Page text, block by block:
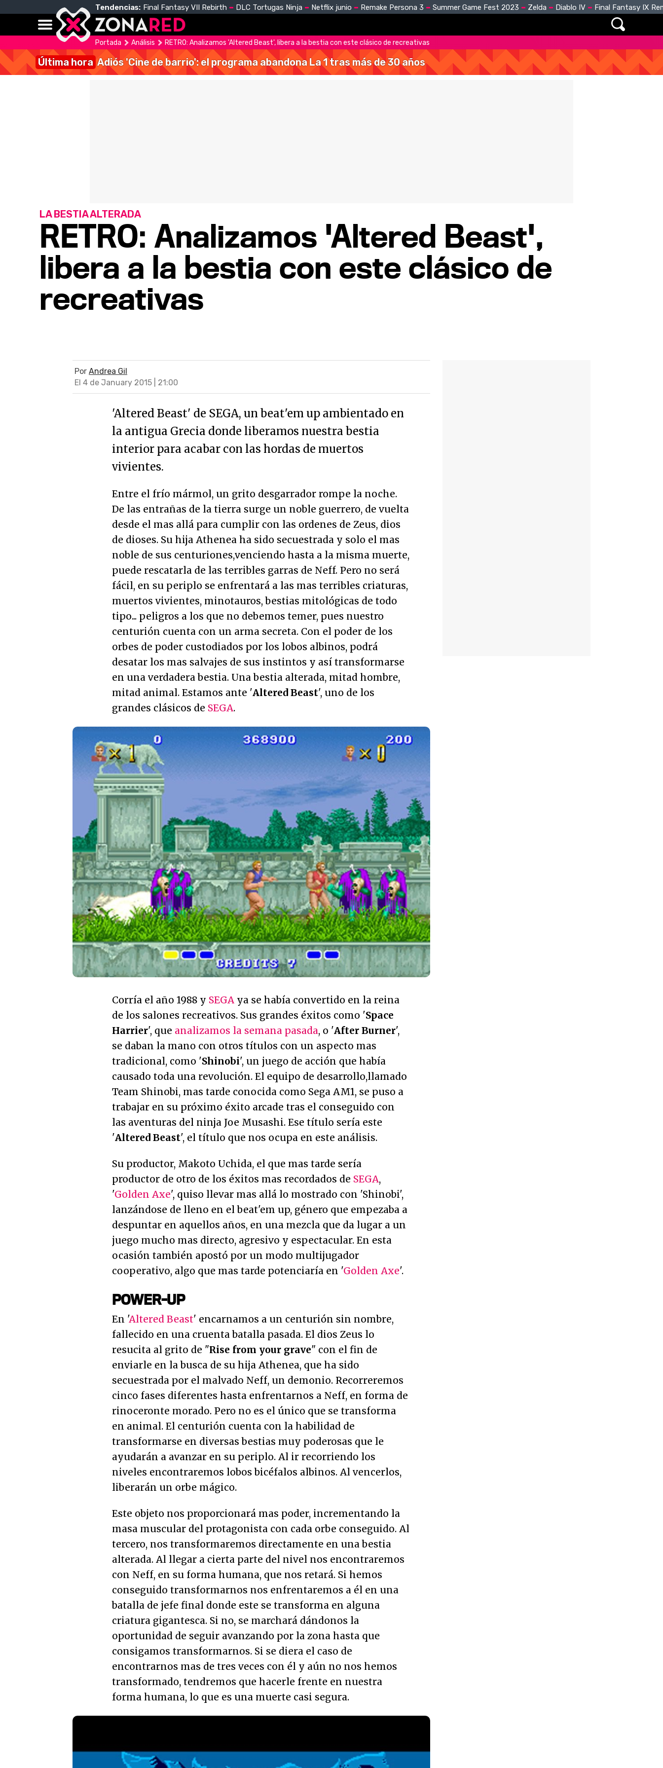
Tendencias: Final Fantasy VII Rebirth DLC Tortugas Ninja Netflix junio Remake Persona 3 Summer Game Fest 2023 Zelda Diablo IV Final Fantasy IX
Portada Análisis RETRO: Analizamos 'Altered Beast', libera a la bestia con este clásico de recreativas
Última hora Adiós 'Cine de barrio': el programa abandona La 1 tras más de 30 años
RETRO: Analizamos 'Altered Beast',
libera a la bestia con este clásico de
recreativas
LA BESTIA ALTERADA
Por Andrea Gil
El 4 de January 2015 | 21:00
'Altered Beast' de SEGA, un beat'em up ambientado en
la antigua Grecia donde liberamos nuestra bestia
interior para acabar con las hordas de muertos
vivientes.
Entre el frío mármol, un grito desgarrador rompe la noche.
De las entrañas de la tierra surge un noble guerrero, de vuelta
desde el mas allá para cumplir con las ordenes de Zeus, dios
de dioses. Su hija Athenea ha sido secuestrada y solo el mas
noble de sus centuriones,venciendo hasta a la misma muerte,
puede rescatarla de las terribles garras de Neff. Pero no será
fácil, en su periplo se enfrentará a las mas terribles criaturas,
muertos vivientes, minotauros, bestias mitológicas de todo
tipo... peligros a los que no debemos temer, pues nuestro
centurión cuenta con un arma secreta. Con el poder de los
orbes de poder custodiados por los lobos albinos, podrá
desatar los mas salvajes de sus instintos y así transformarse
en una verdadera bestia. Una bestia alterada, mitad hombre,
mitad animal. Estamos ante 'Altered Beast', uno de los
grandes clásicos de SEGA.
Corría el año 1988 y SEGA ya se había convertido en la reina
de los salones recreativos. Sus grandes éxitos como 'Space
Harrier', que analizamos la semana pasada, o 'After Burner',
se daban la mano con otros títulos con un aspecto mas
tradicional, como 'Shinobi', un juego de acción que había
causado toda una revolución. El equipo de desarrollo,llamado
Team Shinobi, mas tarde conocida como Sega AM1, se puso a
trabajar en su próximo éxito arcade tras el conseguido con
las aventuras del ninja Joe Musashi. Ese título sería este
'Altered Beast', el título que nos ocupa en este análisis.
Su productor, Makoto Uchida, el que mas tarde sería
productor de otro de los éxitos mas recordados de SEGA,
'Golden Axe', quiso llevar mas allá lo mostrado con 'Shinobi',
lanzándose de lleno en el beat'em up, género que empezaba a
despuntar en aquellos años, en una mezcla que da lugar a un
juego mucho mas directo, agresivo y espectacular. En esta
ocasión también apostó por un modo multijugador
cooperativo, algo que mas tarde potenciaría en 'Golden Axe'.
POWER-UP
En 'Altered Beast' encarnamos a un centurión sin nombre,
fallecido en una cruenta batalla pasada. El dios Zeus lo
resucita al grito de "Rise from your grave" con el fin de
enviarle en la busca de su hija Athenea, que ha sido
secuestrada por el malvado Neff, un demonio. Recorreremos
cinco fases diferentes hasta enfrentarnos a Neff, en forma de
rinoceronte morado. Pero no es el único que se transforma
en animal. El centurión cuenta con la habilidad de
transformarse en diversas bestias muy poderosas que le
ayudarán a avanzar en su periplo. Al ir recorriendo los
niveles encontraremos lobos bicéfalos albinos. Al vencerlos,
liberarán un orbe mágico.
Este objeto nos proporcionará mas poder, incrementando la
masa muscular del protagonista con cada orbe conseguido. Al
tercero, nos transformaremos directamente en una bestia
alterada. Al llegar a cierta parte del nivel nos encontraremos
con Neff, en su forma humana, que nos retará. Si hemos
conseguido transformarnos nos enfrentaremos a él en una
batalla de jefe final donde este se transforma en alguna
criatura gigantesca. Si no, se marchará dándonos la
oportunidad de seguir avanzando por la zona hasta que
consigamos transformarnos. Si se diera el caso de
encontrarnos mas de tres veces con él y aún no nos hemos
transformado, tendremos que hacerle frente en nuestra
forma humana, lo que es una muerte casi segura.